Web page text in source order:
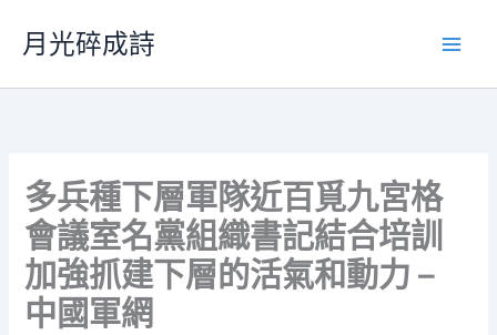
要
月光碎成詩
多兵種下層軍隊近百覓九宮格
會議室名黨組織書記結合培訓
加強抓建下層的活氣和動力 –
中國軍網